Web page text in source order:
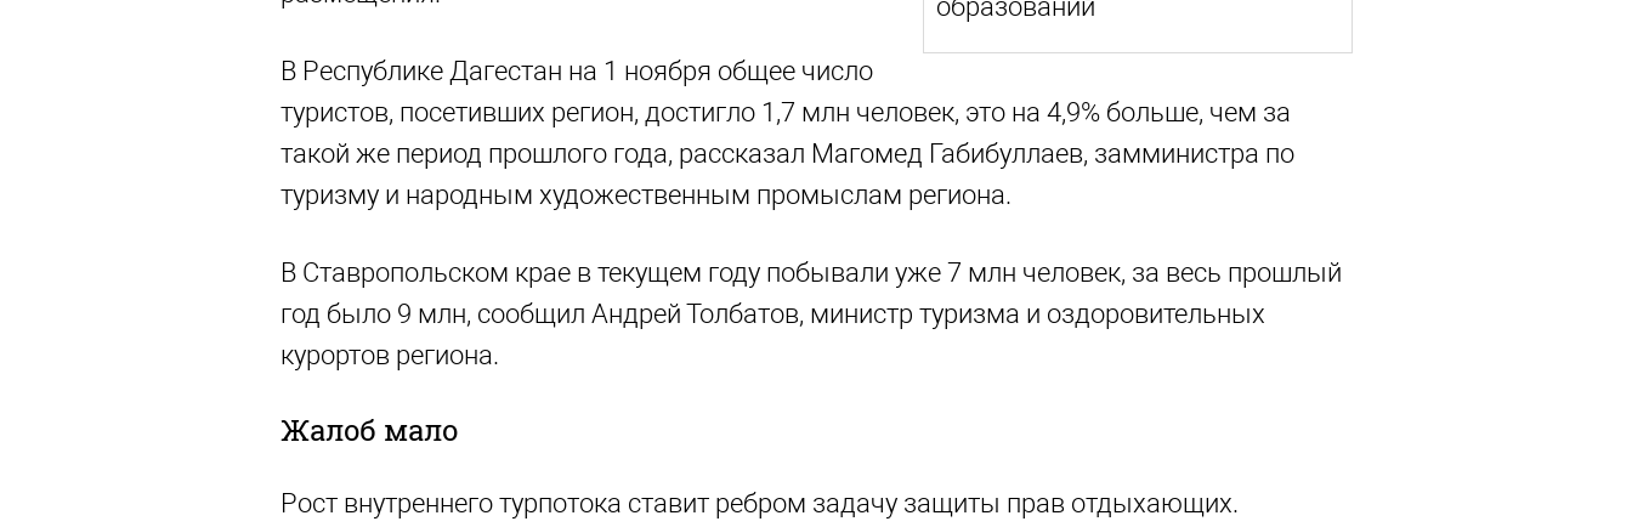
образований
В Республике Дагестан на 1 ноября общее число
туристов, посетивших регион, достигло 1,7 млн человек, это на 4,9% больше, чем за
такой же период прошлого года, рассказал Магомед Габибуллаев, замминистра по
туризму и народным художественным промыслам региона.
В Ставропольском крае в текущем году побывали уже 7 млн человек, за весь прошлый
год было 9 млн, сообщил Андрей Толбатов, министр туризма и оздоровительных
курортов региона.
Жалоб мало
Рост внутреннего турпотока ставит ребром задачу защиты прав отдыхающих.